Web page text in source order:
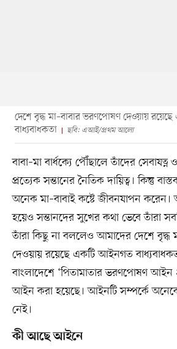
দেশে বৃদ্ধ মা–বাবার ভরণপোষণ দেওয়ায়
বাধ্যবাধকতা
ছবি: এআই/প্রথম আলো
বাবা–মা বার্ধক্যে পৌঁছালে তাঁদের
প্রত্যেক সন্তানের নৈতিক দায়িত্ব। কিন্তু
অনেক মা–বাবাই কষ্টে জীবনযাপন করেন।
হয়েও সন্তানদের সুখের কথা ভেবে তাঁরা
তাঁরা কিছু না বললেও আমাদের দেশে বৃদ্ধ
দেওয়ায় রয়েছে একটি আইনগত
বাংলাদেশে ‘পিতামাতার ভরণপোষণ
আইন করা হয়েছে। আইনটি সম্পর্কে
নেই।
কী আছে আইনে